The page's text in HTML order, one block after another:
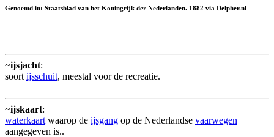
Genoemd in: Staatsblad van het Koningrijk der Nederlanden. 1882 via Delpher.nl
~ijsjacht:
soort ijsschuit, meestal voor de recreatie.
~ijskaart:
waterkaart waarop de ijsgang op de Nederlandse vaarwegen
aangegeven is..